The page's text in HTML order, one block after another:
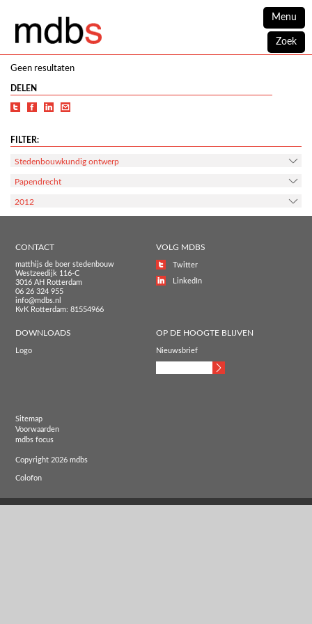
Menu
Zoek
Geen resultaten
DELEN
FILTER:
Stedenbouwkundig ontwerp
Papendrecht
2012
CONTACT
matthijs de boer stedenbouw
Westzeedijk 116-C
3016 AH Rotterdam
06 26 324 955
info@mdbs.nl
KvK Rotterdam: 81554966
VOLG MDBS
Twitter
LinkedIn
DOWNLOADS
Logo
OP DE HOOGTE BLIJVEN
Nieuwsbrief
Sitemap
Voorwaarden
mdbs focus
Copyright 2026 mdbs
Colofon